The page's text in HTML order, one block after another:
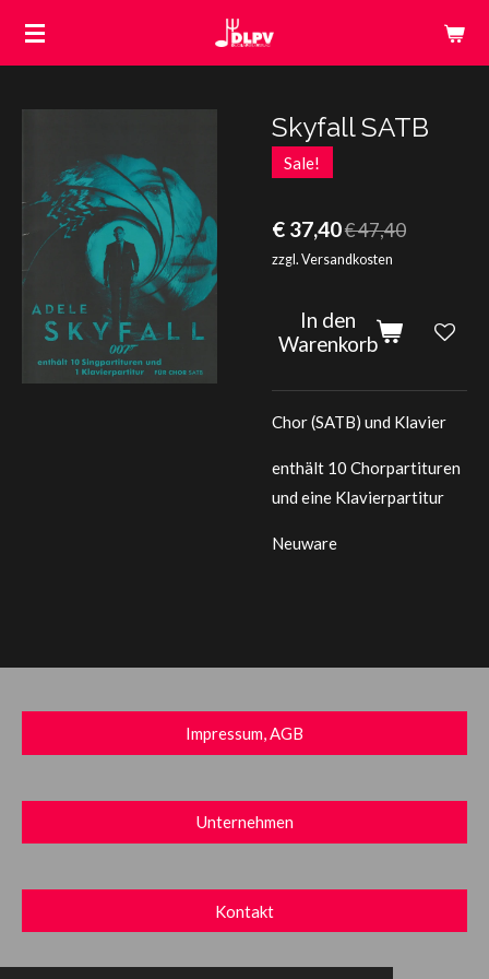
Zum
Skyfall SATB
Sale!
€ 37,40€ 47,40
zzgl. Versandkosten
In den
Warenkorb
Chor (SATB) und Klavier
enthält 10 Chorpartituren
und eine Klavierpartitur
Neuware
Impressum, AGB
Unternehmen
Kontakt